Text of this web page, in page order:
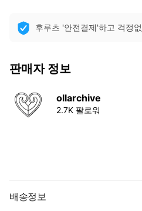
후루츠 '안전결제'하고 걱정
판매자 정보
ollarchive
2.7K 팔로워
배송정보